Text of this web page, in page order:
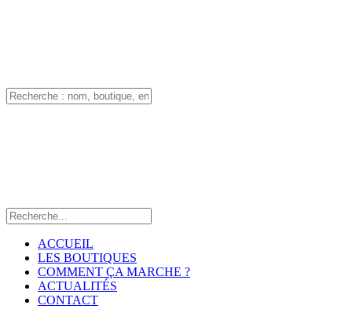
ACCUEIL
LES BOUTIQUES
COMMENT ÇA MARCHE ?
ACTUALITÉS
CONTACT